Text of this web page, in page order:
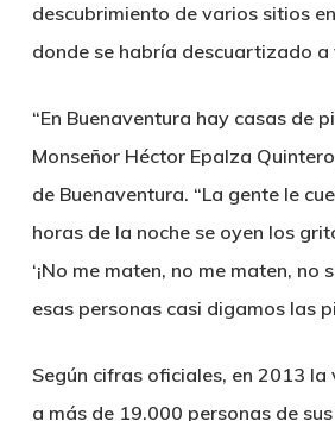
descubrimiento de varios sitios
donde se habría descuartizado a
“En Buenaventura hay casas de
Monseñor Héctor Epalza
de Buenaventura. “La gente le
horas de la noche se oyen los
‘¡No me maten, no me maten, no
esas personas casi digamos las
Según cifras oficiales, en 2013 la
a más de 19.000 personas de